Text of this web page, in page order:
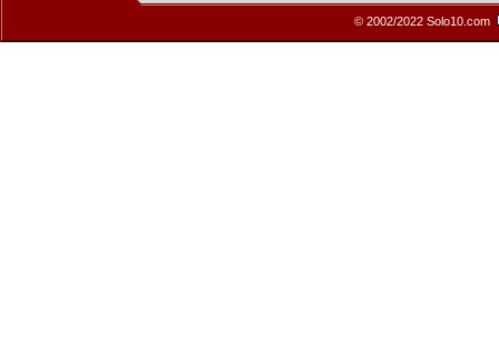
© 2002/2022 Solo10.com